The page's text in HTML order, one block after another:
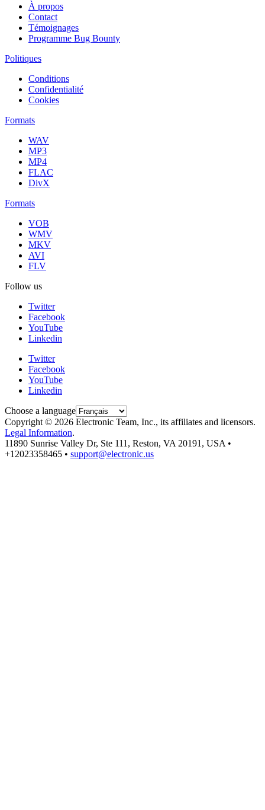
À propos
Contact
Témoignages
Programme Bug Bounty
Politiques
Conditions
Confidentialité
Cookies
Formats
WAV
MP3
MP4
FLAC
DivX
Formats
VOB
WMV
MKV
AVI
FLV
Follow us
Twitter
Facebook
YouTube
Linkedin
Twitter
Facebook
YouTube
Linkedin
Choose a language
Copyright © 2026 Electronic Team, Inc., its affiliates and licensors.
Legal Information.
11890 Sunrise Valley Dr, Ste 111, Reston, VA 20191, USA •
+12023358465 • support@electronic.us